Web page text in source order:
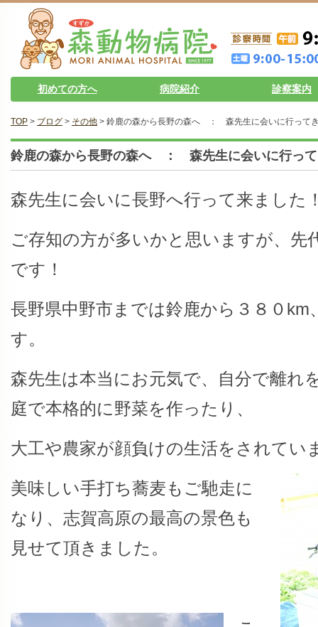
初めての方へ 病院紹介 診察案内
TOP > ブログ > その他 > 鈴鹿の森から長野の森へ ： 森先生に会いに行って
鈴鹿の森から長野の森へ ： 森先生に会いに行って
森先生に会いに長野へ行って来ました
ご存知の方が多いかと思いますが、先
です！
長野県中野市までは鈴鹿から３８０
す。
森先生は本当にお元気で、自分で離れ
庭で本格的に野菜を作ったり、
大工や農家が顔負けの生活をされてい
美味しい手打ち蕎麦もご馳走に
なり、志賀高原の最高の景色も
見せて頂きました。